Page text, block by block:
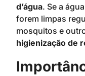
d’água. Se a
forem limpas
mosquitos e
higienização de